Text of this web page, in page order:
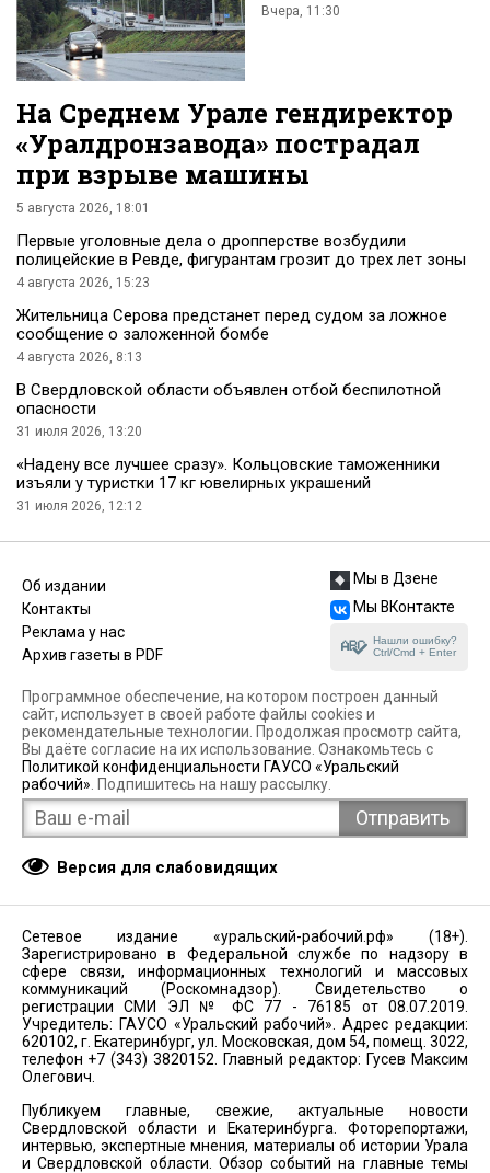
Вчера, 11:30
На Среднем Урале гендиректор
«Уралдронзавода» пострадал
при взрыве машины
5 августа 2026, 18:01
Первые уголовные дела о дропперстве возбудили
полицейские в Ревде, фигурантам грозит до трех лет зоны
4 августа 2026, 15:23
Жительница Серова предстанет перед судом за ложное
сообщение о заложенной бомбе
4 августа 2026, 8:13
В Свердловской области объявлен отбой беспилотной
опасности
31 июля 2026, 13:20
«Надену все лучшее сразу». Кольцовские таможенники
изъяли у туристки 17 кг ювелирных украшений
31 июля 2026, 12:12
Об издании
Контакты
Реклама у нас
Архив газеты в PDF
Мы в Дзене
Мы ВКонтакте
Нашли ошибку?
Ctrl/Cmd + Enter
Программное обеспечение, на котором построен данный
сайт, использует в своей работе файлы cookies и
рекомендательные технологии. Продолжая просмотр сайта,
Вы даёте согласие на их использование. Ознакомьтесь с
Политикой конфиденциальности ГАУСО «Уральский
рабочий» . Подпишитесь на нашу рассылку.
Версия для слабовидящих
Сетевое издание «уральский-рабочий.рф» (18+).
Зарегистрировано в Федеральной службе по надзору в
сфере связи, информационных технологий и массовых
коммуникаций (Роскомнадзор). Свидетельство о
регистрации СМИ ЭЛ № ФС 77 - 76185 от 08.07.2019.
Учредитель: ГАУСО «Уральский рабочий». Адрес редакции:
620102, г. Екатеринбург, ул. Московская, дом 54, помещ. 3022,
телефон +7 (343) 3820152. Главный редактор: Гусев Максим
Олегович.
Публикуем главные, свежие, актуальные новости
Свердловской области и Екатеринбурга. Фоторепортажи,
интервью, экспертные мнения, материалы об истории Урала
и Свердловской области. Обзор событий на главные темы